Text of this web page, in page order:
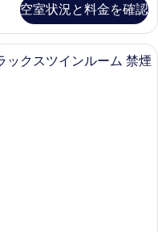
空室状況と料金を確認
フティボックス (室内)、デスク
ックスツインルーム 禁煙